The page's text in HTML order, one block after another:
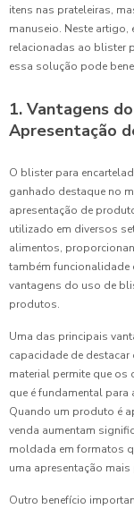
itens nas prateleiras,
manuseio. Neste
relacionadas ao blister
essa solução pode
1. Vantagens
Apresentação
O blister para
ganhado destaque no
apresentação de
utilizado em diversos
alimentos,
também funcionalidade
vantagens do uso de
produtos.
Uma das principais
capacidade de
material permite que os
que é fundamental para
Quando um produto é
venda aumentam
moldada em formatos
uma apresentação
Outro benefício